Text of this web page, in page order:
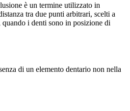
è un termine utilizzato in
tra due punti arbitrari, scelti a
i denti sono in posizione di
di un elemento dentario non nella